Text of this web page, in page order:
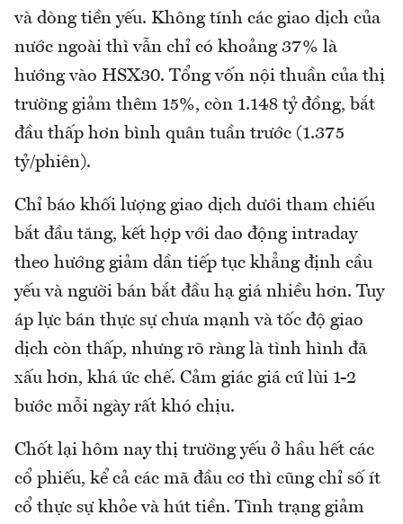
và dòng tiền yếu. Không tính các giao dịch của
nước ngoài thì vẫn chỉ có khoảng 37% là
hướng vào HSX30. Tổng vốn nội thuần của thị
trường giảm thêm 15%, còn 1.148 tỷ đồng, bắt
đầu thấp hơn bình quân tuần trước (1.375
tỷ/phiên).
Chỉ báo khối lượng giao dịch dưới tham chiếu
bắt đầu tăng, kết hợp với dao động intraday
theo hướng giảm dần tiếp tục khẳng định cầu
yếu và người bán bắt đầu hạ giá nhiều hơn. Tuy
áp lực bán thực sự chưa mạnh và tốc độ giao
dịch còn thấp, nhưng rõ ràng là tình hình đã
xấu hơn, khá ức chế. Cảm giác giá cứ lùi 1-2
bước mỗi ngày rất khó chịu.
Chốt lại hôm nay thị trường yếu ở hầu hết các
cổ phiếu, kể cả các mã đầu cơ thì cũng chỉ số ít
cổ thực sự khỏe và hút tiền. Tình trạng giảm